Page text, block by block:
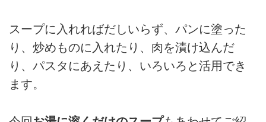
スープに入れればだしいらず、パンに塗った
り、炒めものに入れたり、肉を漬け込んだ
り、パスタにあえたり、いろいろと活用でき
ます。